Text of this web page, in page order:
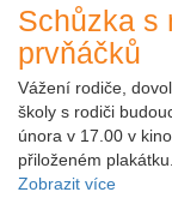
Schůzka s
prvňáčků
Vážení rodiče,
školy s rodiči
února v 17.00 v
přiloženém plakátku.
Zobrazit více